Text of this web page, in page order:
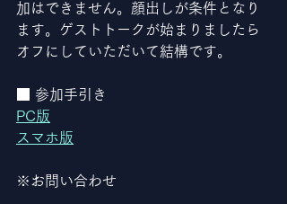
加はできません。顔出しが条件となり
ます。ゲストトークが始まりましたら
オフにしていただいて結構です。
■ 参加手引き
PC版
スマホ版
※お問い合わせ